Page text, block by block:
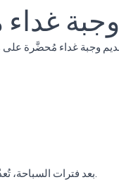
وجبة
بعد فترات السباحة، تُعدّ وجبة الطعام مع إطلالة البحر من أكثر اللحظات المحببة في الجولة.